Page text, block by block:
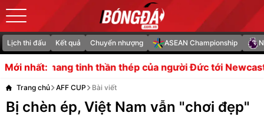
Lịch thi đấu Kết quả Chuyển nhượng ASEAN Championship
Mới nhất:
thần thép của người Đức tới Newcastle Arsenal đổi
Trang chủ AFF CUP Bài viết
Bị chèn ép, Việt Nam vẫn "chơi đẹp"